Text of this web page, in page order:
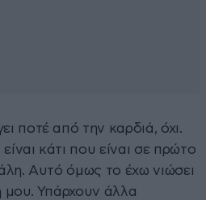
ποτέ από την καρδιά, όχι.
κάτι που είναι σε πρώτο
Αυτό όμως το έχω νιώσει
μου. Υπάρχουν άλλα